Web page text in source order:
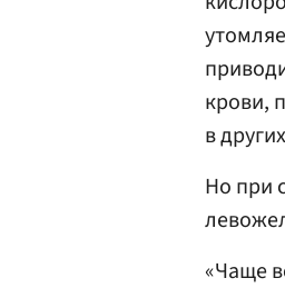
крови,
в
Но при
«Чаще